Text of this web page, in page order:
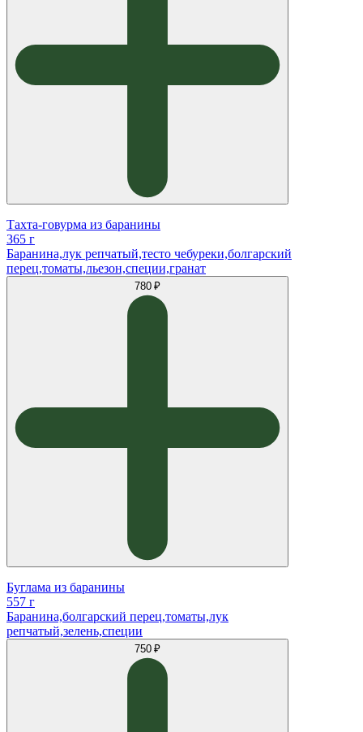
Тахта-говурма из баранины
365 г
Баранина,лук репчатый,тесто чебуреки,болгарский
перец,томаты,льезон,специи,гранат
780 ₽
Буглама из баранины
557 г
Баранина,болгарский перец,томаты,лук
репчатый,зелень,специи
750 ₽